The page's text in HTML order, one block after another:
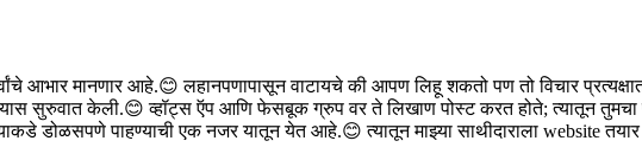
आभार मानणार आहे.😊 लहानपणापासून वाटायचे की आपण लिहू शकतो पण तो विचार
सुरुवात केली.😊 व्हॉट्स ऍप आणि फेसबूक ग्रुप वर ते लिखाण पोस्ट करत होते; त्यातून
डोळसपणे पाहण्याची एक नजर यातून येत आहे.😊 त्यातून माझ्या साथीदाराला website